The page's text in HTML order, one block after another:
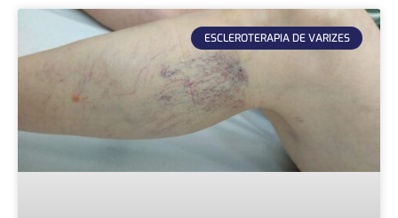
ESCLEROTERAPIA DE VARIZES